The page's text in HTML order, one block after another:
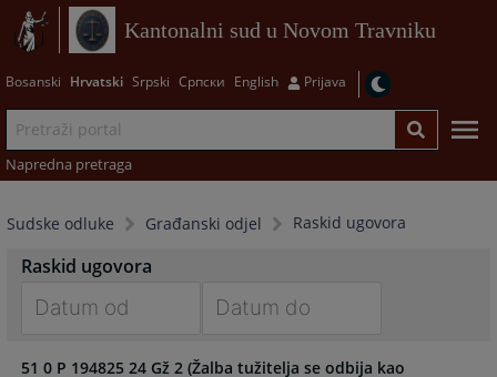
Kantonalni sud u Novom Travniku
Bosanski Hrvatski Srpski Српски English Prijava
Napredna pretraga
Sudske odluke Građanski odjel Raskid ugovora
Raskid ugovora
forward
forward
51 0 P 194825 24 Gž 2 (Žalba tužitelja se odbija kao